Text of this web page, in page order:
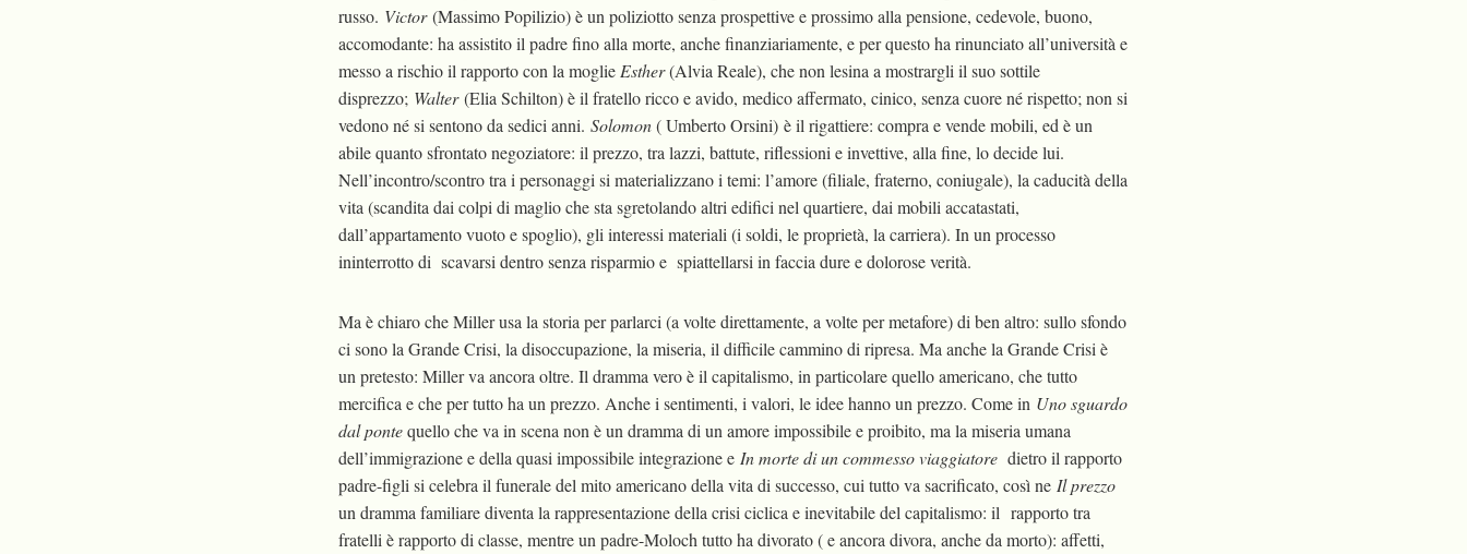
russo. Victor(Massimo Popilizio) è un poliziotto senza prospettive e prossimo alla pensione, cedevole, buono,
accomodante: ha assistito il padre fino alla morte, anche finanziariamente, e per questo ha rinunciato all’università e
messo a rischio il rapporto con la moglie Esther(Alvia Reale), che non lesina a mostrargli il suo sottile
disprezzo; Walter (Elia Schilton) è il fratello ricco e avido, medico affermato, cinico, senza cuore né rispetto; non si
vedono né si sentono da sedici anni.Solomon( Umberto Orsini) è il rigattiere: compra e vende mobili, ed è un
abile quanto sfrontato negoziatore: il prezzo, tra lazzi, battute, riflessioni e invettive, alla fine, lo decide lui.
Nell’incontro/scontro tra i personaggi si materializzano i temi: l’amore (filiale, fraterno, coniugale), la caducità della
vita (scandita dai colpi di maglio che sta sgretolando altri edifici nel quartiere, dai mobili accatastati,
dall’appartamento vuoto e spoglio), gli interessi materiali (i soldi, le proprietà, la carriera). In un processo
ininterrotto di scavarsi dentro senza risparmio e spiattellarsi in faccia dure e dolorose verità.
Ma è chiaro che Miller usa la storia per parlarci (a volte direttamente, a volte per metafore) di ben altro: sullo sfondo
ci sono la Grande Crisi, la disoccupazione, la miseria, il difficile cammino di ripresa. Ma anche la Grande Crisi è
un pretesto: Miller va ancora oltre. Il dramma vero è il capitalismo, in particolare quello americano, che tutto
mercifica e che per tutto ha un prezzo. Anche i sentimenti, i valori, le idee hanno un prezzo. Come in Uno sguardo
dal pontequello che va in scena non è un dramma di un amore impossibile e proibito, ma la miseria umana
dell’immigrazione e della quasi impossibile integrazione e In morte di un commesso viaggiatore dietro il rapporto
padre-figli si celebra il funerale del mito americano della vita di successo, cui tutto va sacrificato, così ne Il prezzo
un dramma familiare diventa la rappresentazione della crisi ciclica e inevitabile del capitalismo: il rapporto tra
fratelli è rapporto di classe, mentre un padre-Moloch tutto ha divorato ( e ancora divora, anche da morto): affetti,